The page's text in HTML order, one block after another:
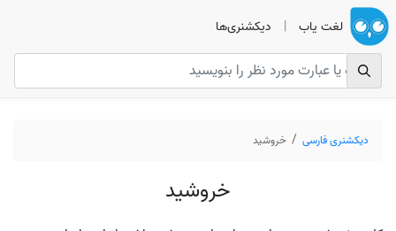
لغت یاب | دیکشنری‌ها
دیکشنری فارسی خروشید
خروشید